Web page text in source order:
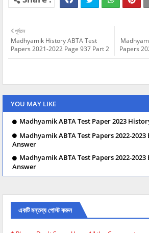
Papers
পূর্বতন
Madhyamik History ABTA Test
Papers 2021-2022 Page 937 Part 2
YOU MAY LIKE
Madhyamik ABTA Test Paper 2023
Madhyamik ABTA Test Papers 2022-2023
Answer
Madhyamik ABTA Test Papers 2022-2023
Answer
একটি মন্তব্য পোস্ট করুন